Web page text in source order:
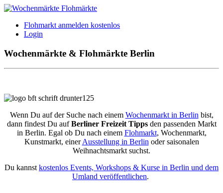
Flohmarkt anmelden kostenlos
Login
Wochenmärkte & Flohmärkte Berlin
Wenn Du auf der Suche nach einem Wochenmarkt in Berlinbist,
dann findest Du aufBerliner Freizeit Tippsden passenden Markt
in Berlin. Egal ob Du nach einem Flohmarkt, Wochenmarkt,
Kunstmarkt, einerAusstellung in Berlinoder saisonalen
Weihnachtsmarkt suchst.
Du kannstkostenlos Events, Workshops & Kurse in Berlin und dem
Umland veröffentlichen.